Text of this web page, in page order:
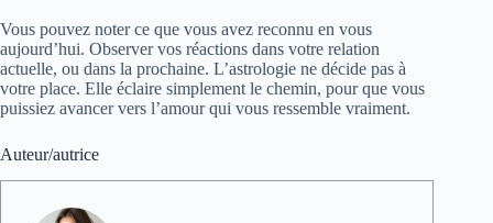
Vous pouvez noter ce que vous avez reconnu en vous
aujourd’hui. Observer vos réactions dans votre relation
actuelle, ou dans la prochaine. L’astrologie ne décide pas à
votre place. Elle éclaire simplement le chemin, pour que vous
puissiez avancer vers l’amour qui vous ressemble vraiment.
Auteur/autrice